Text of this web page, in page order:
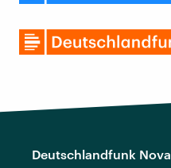
Deutschlandfunk Nova